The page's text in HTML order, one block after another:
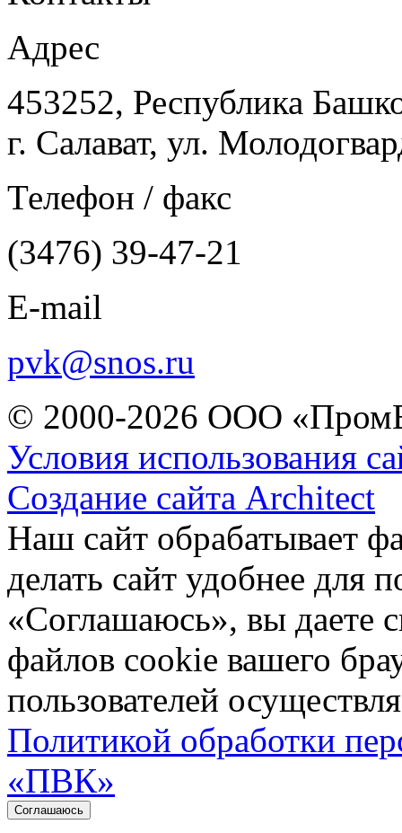
Адрес
453252, Республика
г. Салават, ул.
Телефон / факс
(3476) 39-47-21
E-mail
pvk@snos.ru
© 2000-2026 ООО
Условия использования
Создание сайта Architect
Наш сайт обрабатывает
делать сайт удобнее для
«Соглашаюсь», вы даете
файлов cookie вашего
пользователей
Политикой обработки
«ПВК»
Соглашаюсь